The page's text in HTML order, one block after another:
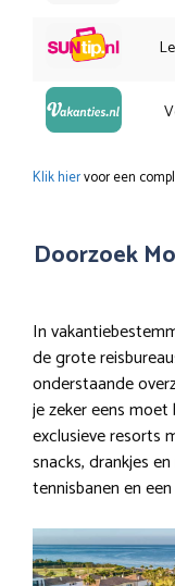
Klik hiervoor een
Doorzoek
In
de grote
onderstaande
je zeker eens
exclusieve resorts
snacks, drankjes
tennisbanen en